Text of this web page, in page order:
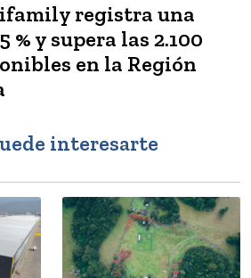
registra una
% y supera las 2.100
en la Región
interesarte